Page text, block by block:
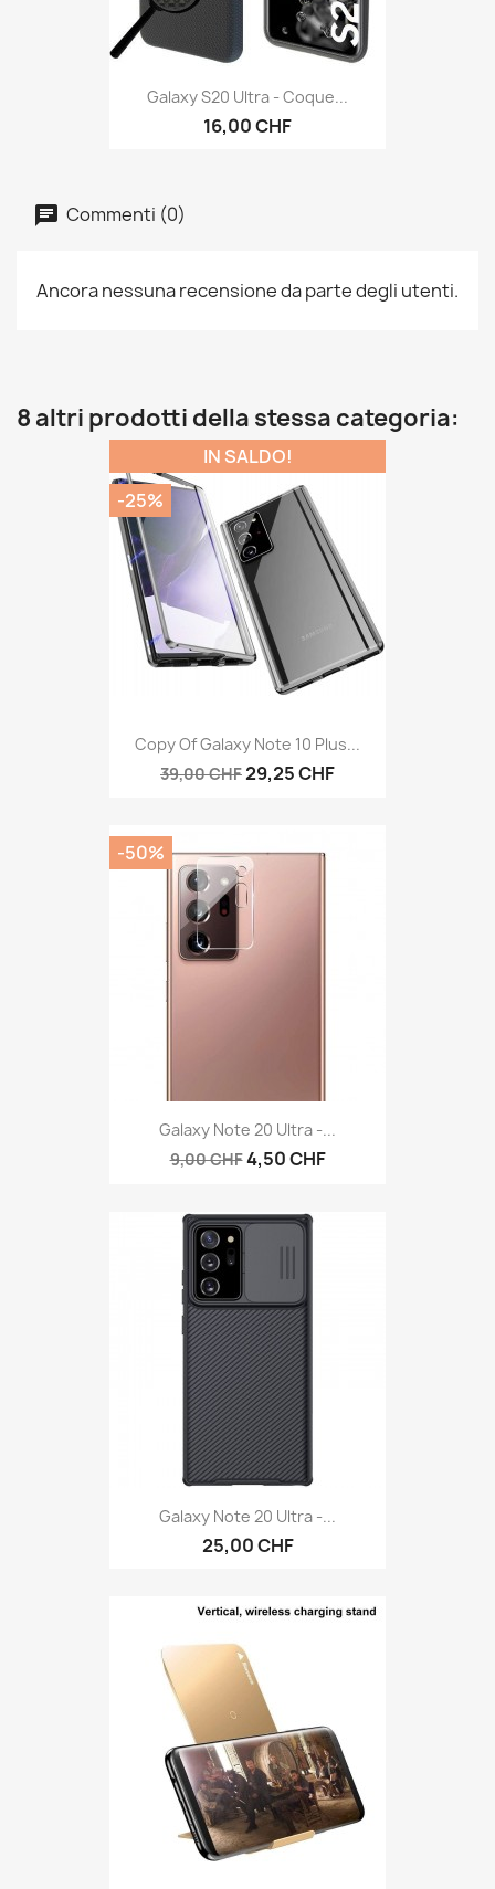
Galaxy S20 Ultra - Coque...
16,00 CHF
Commenti (0)
Ancora nessuna recensione da parte degli utenti.
8 altri prodotti della stessa categoria:
Copy Of Galaxy Note 10 Plus...
39,00 CHF29,25 CHF
IN SALDO!
-25%
Galaxy Note 20 Ultra -...
9,00 CHF4,50 CHF
-50%
Galaxy Note 20 Ultra -...
25,00 CHF